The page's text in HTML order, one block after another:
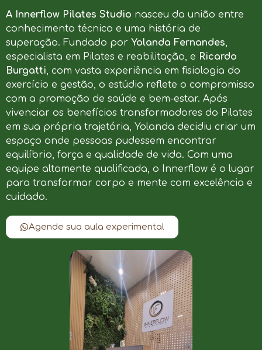
A Innerflow Pilates Studio nasceu da união entre
conhecimento técnico e uma história de
superação. Fundado por Yolanda Fernandes,
especialista em Pilates e reabilitação, e Ricardo
Burgatti, com vasta experiência em fisiologia do
exercício e gestão, o estúdio reflete o compromisso
com a promoção de saúde e bem-estar. Após
vivenciar os benefícios transformadores do Pilates
em sua própria trajetória, Yolanda decidiu criar um
espaço onde pessoas pudessem encontrar
equilíbrio, força e qualidade de vida. Com uma
equipe altamente qualificada, o Innerflow é o lugar
para transformar corpo e mente com excelência e
cuidado.
Agende sua aula experimental